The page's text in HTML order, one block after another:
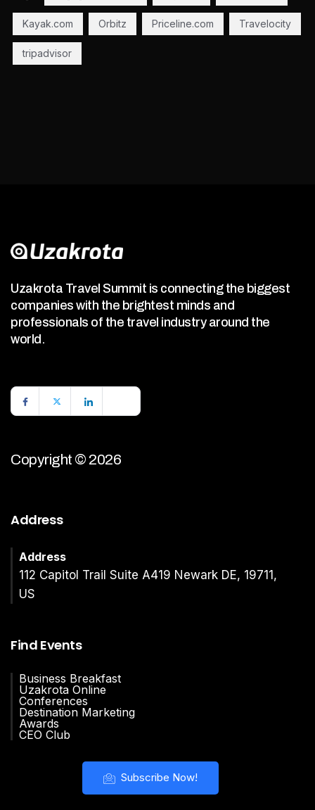
Kayak.com Orbitz Priceline.com Travelocity
tripadvisor
Uzakrota Travel Summit is connecting the biggest
companies with the brightest minds and
professionals of the travel industry around the
world.
Copyright © 2026
Address
Address
112 Capitol Trail Suite A419 Newark DE, 19711,
US
Find Events
Business Breakfast
Uzakrota Online
Conferences
Destination Marketing
Awards
CEO Club
Subscribe Now!